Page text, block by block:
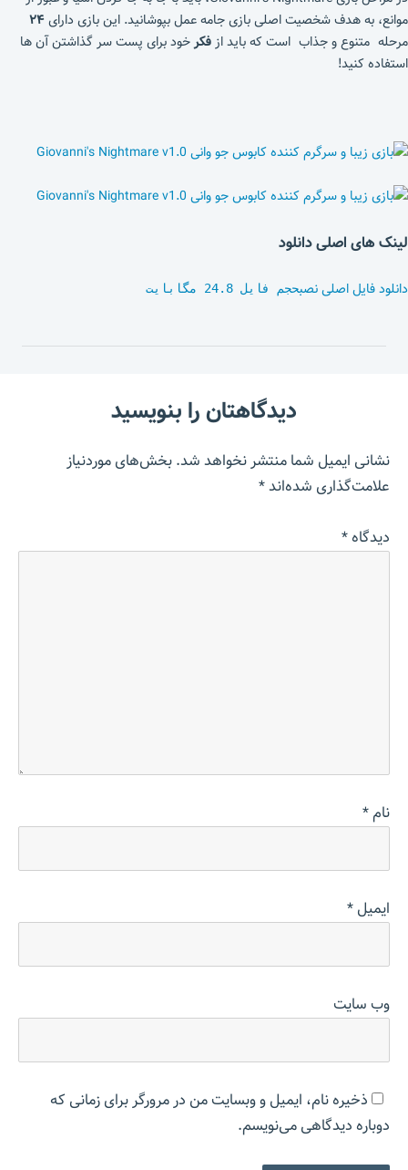
موانع، به هدف شخصیت اصلی بازی جامه عمل بپوشانید. این بازی دارای ۲۴
مرحله متنوع و جذاب است که باید از فکرخود برای پست سر گذاشتن آن ها
استفاده کنید!
لینک های اصلی دانلود
دانلود فایل اصلی نصبحجم فایل 24.8 مگابایت
دیدگاهتان را بنویسید
نشانی ایمیل شما منتشر نخواهد شد.بخش‌های موردنیاز
علامت‌گذاری شده‌اند*
دیدگاه*
نام*
ایمیل*
وب‌ سایت
ذخیره نام، ایمیل و وبسایت من در مرورگر برای زمانی که
دوباره دیدگاهی می‌نویسم.